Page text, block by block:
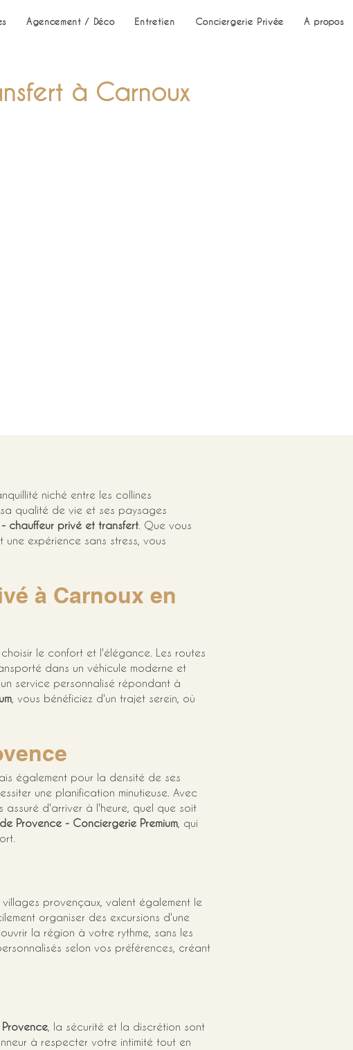
Agencement / Déco Entretien Conciergerie Privée A propos
à Carnoux
niché entre les collines
qualité de vie et ses paysages
chauffeur privé et transfert . Que vous
expérience sans stress, vous
à Carnoux en
choisir le confort et l'élégance. Les routes
dans un véhicule moderne et
service personnalisé répondant à
, vous bénéficiez d'un trajet serein, où
également pour la densité de ses
une planification minutieuse. Avec
assuré d'arriver à l'heure, quel que soit
Provence - Conciergerie Premium , qui
provençaux, valent également le
organiser des excursions d'une
la région à votre rythme, sans les
selon vos préférences, créant
, la sécurité et la discrétion sont
à respecter votre intimité tout en